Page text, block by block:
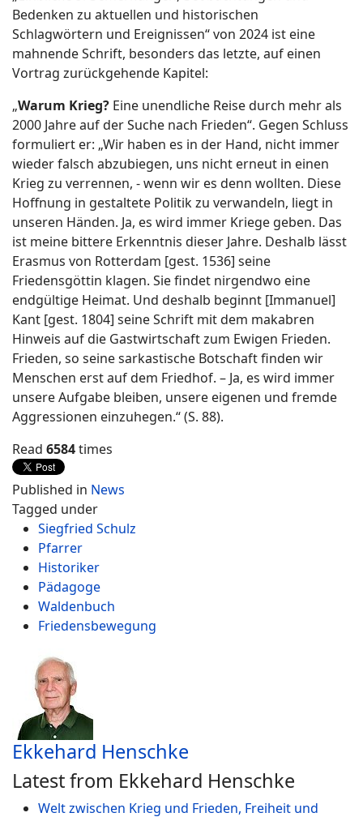
Bedenken zu aktuellen und historischen
Schlagwörtern und Ereignissen“ von 2024 ist eine
mahnende Schrift, besonders das letzte, auf einen
Vortrag zurückgehende Kapitel:
„Warum Krieg? Eine unendliche Reise durch mehr als
2000 Jahre auf der Suche nach Frieden“. Gegen Schluss
formuliert er: „Wir haben es in der Hand, nicht immer
wieder falsch abzubiegen, uns nicht erneut in einen
Krieg zu verrennen, - wenn wir es denn wollten. Diese
Hoffnung in gestaltete Politik zu verwandeln, liegt in
unseren Händen. Ja, es wird immer Kriege geben. Das
ist meine bittere Erkenntnis dieser Jahre. Deshalb lässt
Erasmus von Rotterdam [gest. 1536] seine
Friedensgöttin klagen. Sie findet nirgendwo eine
endgültige Heimat. Und deshalb beginnt [Immanuel]
Kant [gest. 1804] seine Schrift mit dem makabren
Hinweis auf die Gastwirtschaft zum Ewigen Frieden.
Frieden, so seine sarkastische Botschaft finden wir
Menschen erst auf dem Friedhof. – Ja, es wird immer
unsere Aufgabe bleiben, unsere eigenen und fremde
Aggressionen einzuhegen.“ (S. 88).
Read 6584times
Published in News
Tagged under
Siegfried Schulz
Pfarrer
Historiker
Pädagoge
Waldenbuch
Friedensbewegung
Ekkehard Henschke
Latest from Ekkehard Henschke
Welt zwischen Krieg und Frieden, Freiheit und